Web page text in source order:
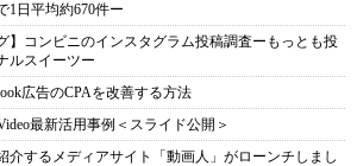
1日平均約670件ー
】コンビニのインスタグラム投稿調査ーもっとも投
ルスイーツー
広告のCPAを改善する方法
最新活用事例＜スライド公開＞
介するメディアサイト「動画人」がローンチしまし